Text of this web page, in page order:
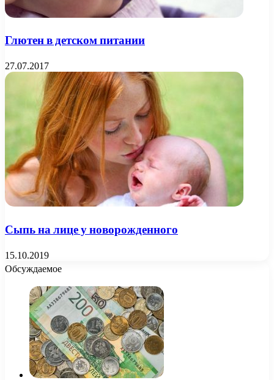
Глютен в детском питании
27.07.2017
Сыпь на лице у новорожденного
15.10.2019
Обсуждаемое